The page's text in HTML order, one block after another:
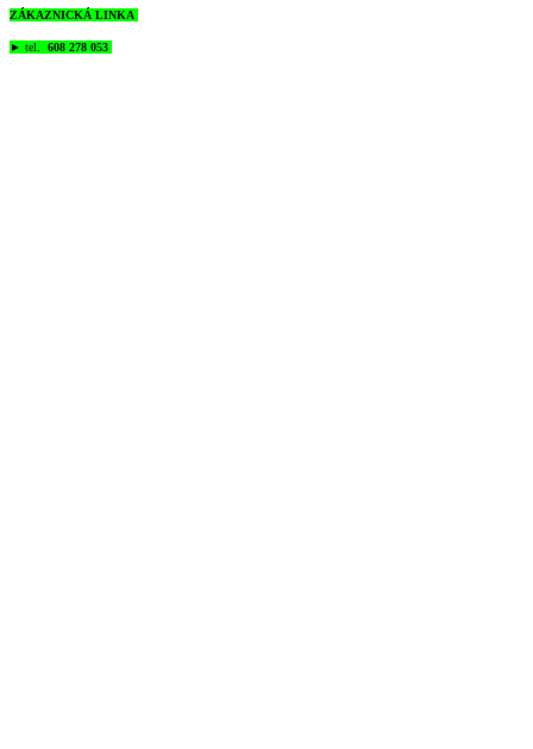
ZÁKAZNICKÁ LINKA
► tel. 608 278 053